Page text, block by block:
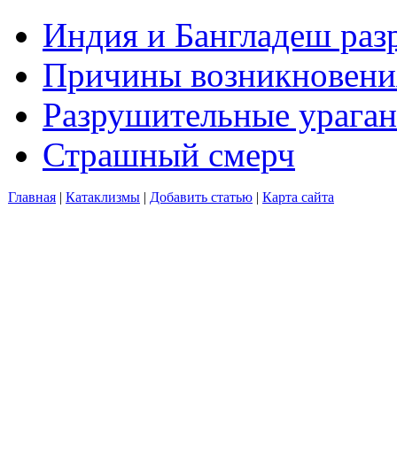
Индия и Бангладеш
Причины
Разрушительные
Страшный смерч
Главная | Катаклизмы | Добавить статью | Карта сайта